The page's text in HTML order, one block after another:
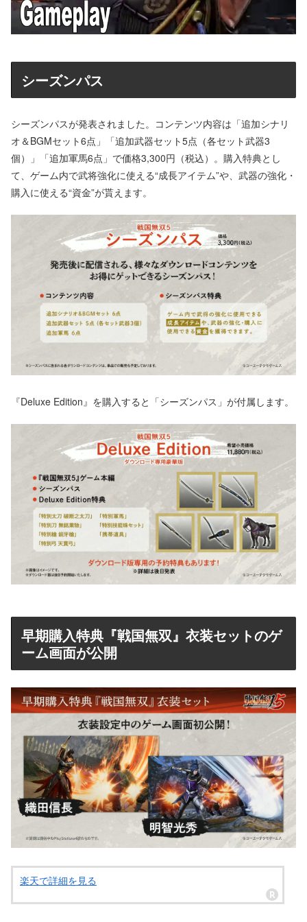
シーズンパス
シーズンパスが発表されました。コンテンツ内容は「追加シナリ
オ＆BGMセット6点」「追加武器セット5点（各セット武器3
個）」「追加軍馬6点」で価格3,300円（税込）。購入特典とし
て、ゲーム内で武将強化に使える“成長アイテム”や、武器の強化・
購入に使える“資金”が貰えます。
『Deluxe Edition』を購入すると「シーズンパス」が付属します。
早期購入特典『戦国無双』衣装セットのゲ
ーム画面が公開
楽天で詳細を見る